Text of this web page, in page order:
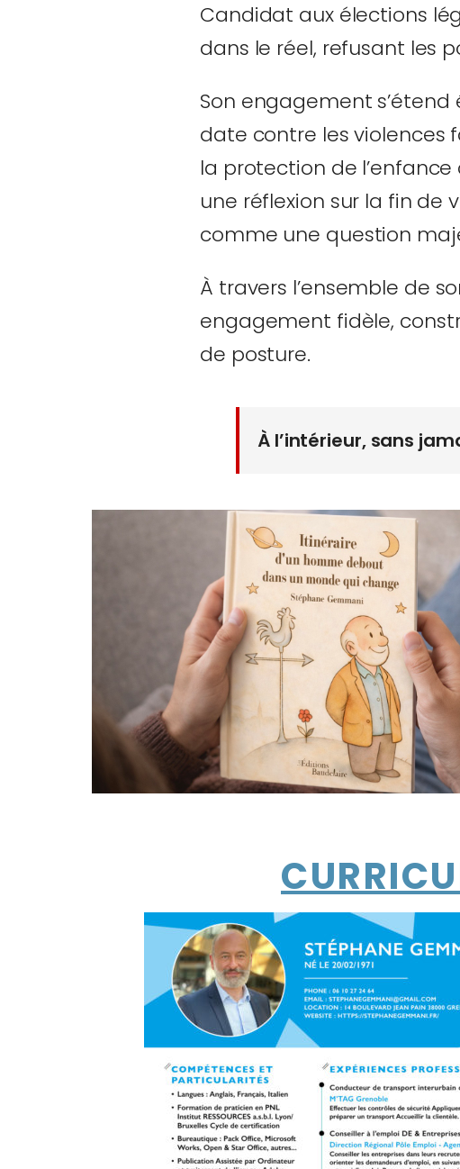
Candidat aux élections
dans le réel, refusant les
Son engagement
date contre les violences
la protection de
une réflexion sur la fin de
comme une question
À travers l’ensemble de
engagement fidèle,
de posture.
À l’intérieur, sans